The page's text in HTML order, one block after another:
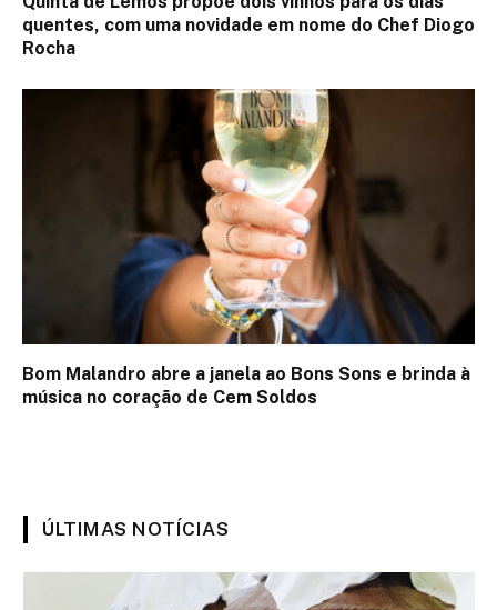
quentes, com uma novidade em nome do Chef Diogo
Rocha
Bom Malandro abre a janela ao Bons Sons e brinda à
música no coração de Cem Soldos
ÚLTIMAS NOTÍCIAS